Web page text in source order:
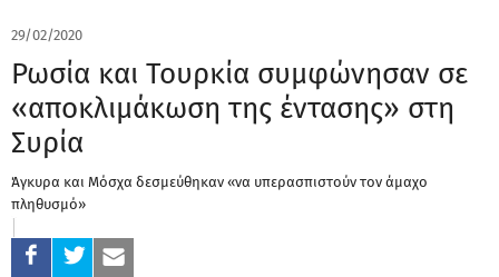
29/02/2020
Ρωσία και Τουρκία συμφώνησαν σε
«αποκλιμάκωση της έντασης» στη
Συρία
Άγκυρα και Μόσχα δεσμεύθηκαν «να υπερασπιστούν τον άμαχο
πληθυσμό»